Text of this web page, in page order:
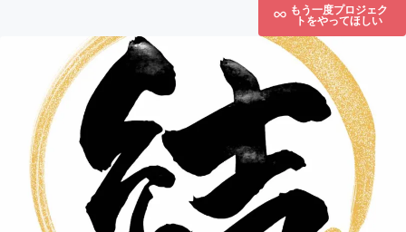
もう一度プロジェク
トをやってほしい